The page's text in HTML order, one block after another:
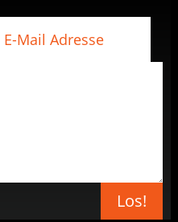
Los!